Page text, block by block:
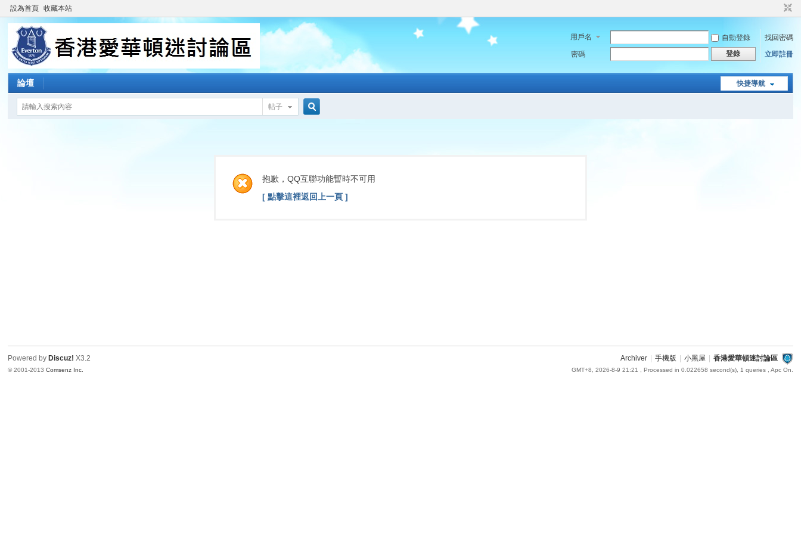
設為首頁 收藏本站
用戶名 自動登錄
找回密碼
密碼
登錄 立即註冊
快捷導航
論壇
帖子
索
抱歉，QQ互聯功能暫時不可用
[ 點擊這裡返回上一頁 ]
Archiver 手機版 小黑屋 香港愛華頓迷討論區
GMT+8, 2026-8-9 21:21 , Processed in 0.022658 second(s), 1 queries , Apc On.
Powered by Discuz! X3.2
© 2001-2013Comsenz Inc.